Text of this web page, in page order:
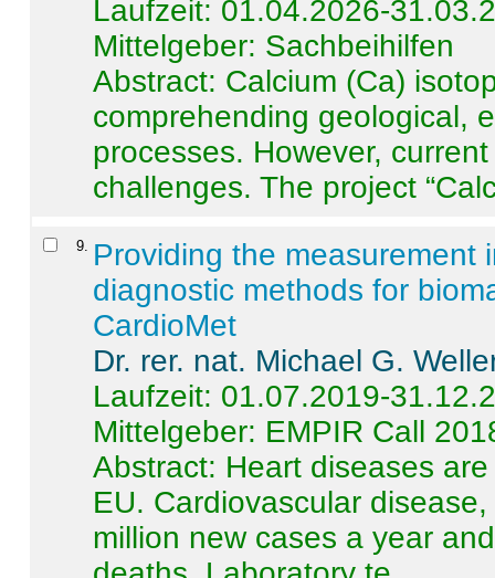
Laufzeit: 01.04.2026-
Mittelgeber: Sachbeihilfen
Abstract: Calcium (Ca)
comprehending geological,
processes. However,
challenges. The project
9
Providing the measurement
diagnostic methods for
CardioMet
Dr. rer. nat. Michael G.
Laufzeit: 01.07.2019-
Mittelgeber: EMPIR Call
Abstract: Heart diseases
EU. Cardiovascular
million new cases a year